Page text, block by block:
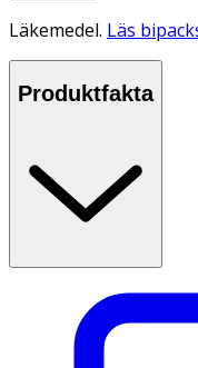
Läkemedel. Läs
Produktfakta